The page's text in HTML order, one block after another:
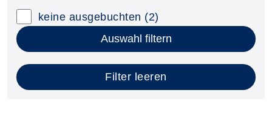
keine ausgebuchten (2)
Auswahl filtern
Filter leeren